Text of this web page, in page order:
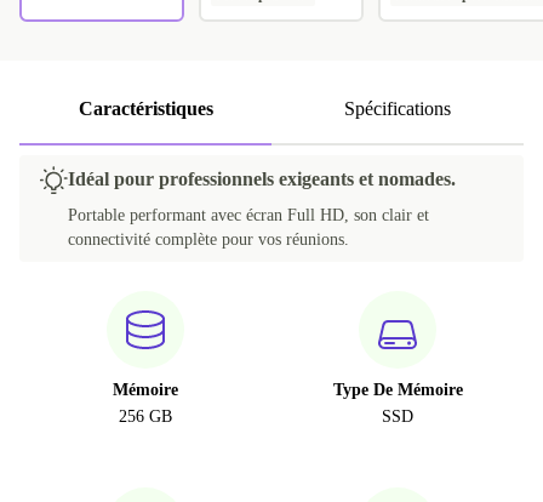
Caractéristiques Spécifications
Idéal pour professionnels exigeants et nomades.
Portable performant avec écran Full HD, son clair et
connectivité complète pour vos réunions.
Mémoire
256 GB
Type De Mémoire
SSD